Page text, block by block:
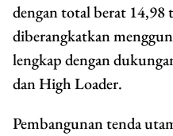
dengan total berat 14,98
diberangkatkan
lengkap dengan
dan High Loader.
Pembangunan tenda